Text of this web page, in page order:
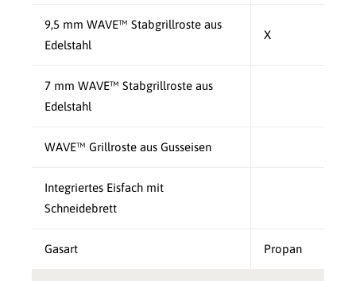
9,5 mm WAVE™ Stabgrillroste aus
Edelstahl
X
7 mm WAVE™ Stabgrillroste aus
Edelstahl
WAVE™ Grillroste aus Gusseisen
Integriertes Eisfach mit
Schneidebrett
Gasart Propan